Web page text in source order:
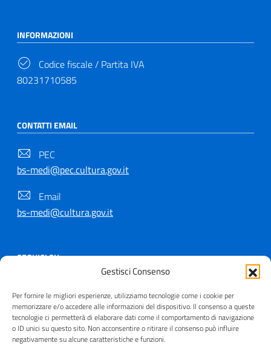
Gestisci Consenso
Per fornire le migliori esperienze, utilizziamo tecnologie come i cookie per
memorizzare e/o accedere alle informazioni del dispositivo. Il consenso a queste
tecnologie ci permetterà di elaborare dati come il comportamento di navigazione
o ID unici su questo sito. Non acconsentire o ritirare il consenso può influire
negativamente su alcune caratteristiche e funzioni.
INFORMAZIONI
Codice fiscale / Partita IVA
80231710585
CONTATTI EMAIL
PEC
bs-medi@pec.cultura.gov.it
Email
bs-medi@cultura.gov.it
SEGUICI SU
Copyright © 2021 - 2026
Useful Links Section